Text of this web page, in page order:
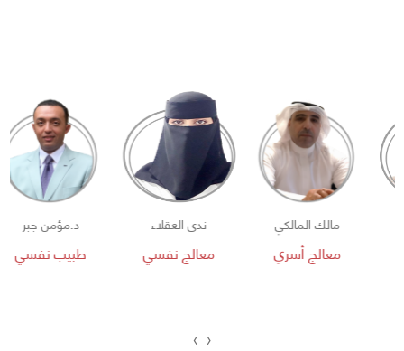
مالك المالكي
معالج أسري
ندى العقلاء
معالج نفسي
د.مؤمن جبر
طبيب نفسي
‹
›